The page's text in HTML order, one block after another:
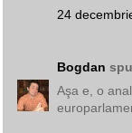
24
Bogdan
Aşa e, o